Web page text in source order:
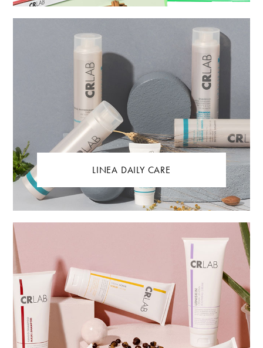
LINEA DAILY CARE